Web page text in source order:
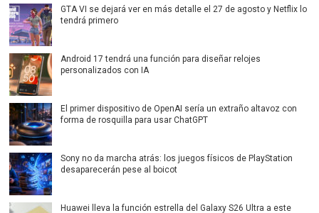
GTA VI se dejará ver en más detalle el 27 de agosto y Netflix lo
tendrá primero
Android 17 tendrá una función para diseñar relojes
personalizados con IA
El primer dispositivo de OpenAI sería un extraño altavoz con
forma de rosquilla para usar ChatGPT
Sony no da marcha atrás: los juegos físicos de PlayStation
desaparecerán pese al boicot
Huawei lleva la función estrella del Galaxy S26 Ultra a este